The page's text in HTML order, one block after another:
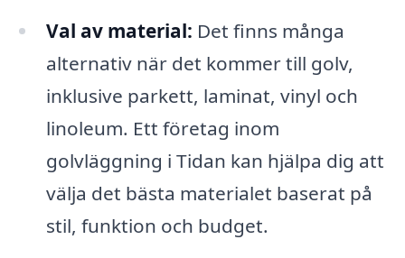
Val av material: Det finns många
alternativ när det kommer till golv,
inklusive parkett, laminat, vinyl och
linoleum. Ett företag inom
golvläggning i Tidan kan hjälpa dig att
välja det bästa materialet baserat på
stil, funktion och budget.